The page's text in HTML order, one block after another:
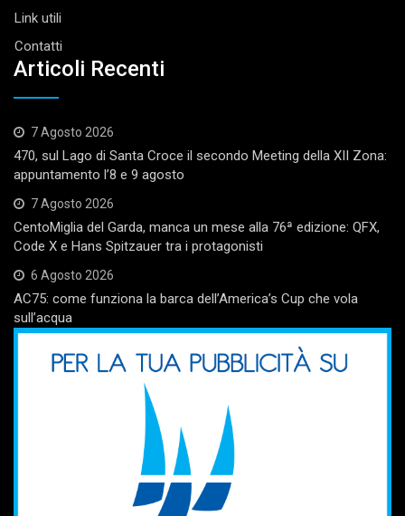
Link utili
Contatti
Articoli Recenti
7 Agosto 2026
470, sul Lago di Santa Croce il secondo Meeting della XII Zona:
appuntamento l’8 e 9 agosto
7 Agosto 2026
CentoMiglia del Garda, manca un mese alla 76ª edizione: QFX,
Code X e Hans Spitzauer tra i protagonisti
6 Agosto 2026
AC75: come funziona la barca dell’America’s Cup che vola
sull’acqua